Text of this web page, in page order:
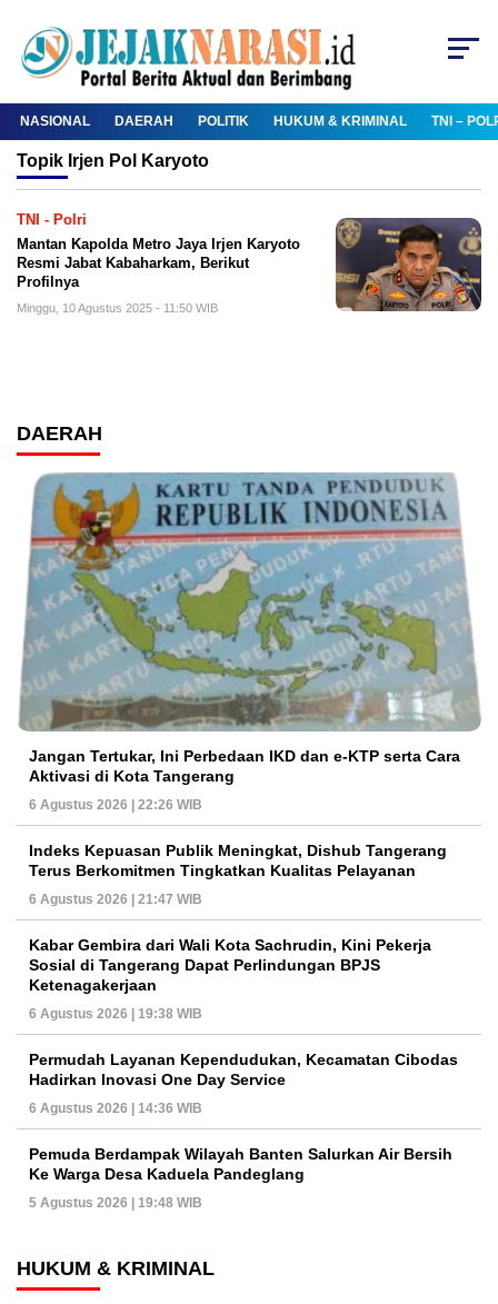
NASIONAL DAERAH POLITIK HUKUM & KRIMINAL TNI –
Topik Irjen Pol Karyoto
TNI - Polri
Mantan Kapolda Metro Jaya Irjen Karyoto
Resmi Jabat Kabaharkam, Berikut
Profilnya
Minggu, 10 Agustus 2025 - 11:50 WIB
DAERAH
Jangan Tertukar, Ini Perbedaan IKD dan e-KTP serta Cara
Aktivasi di Kota Tangerang
6 Agustus 2026 | 22:26 WIB
Indeks Kepuasan Publik Meningkat, Dishub Tangerang
Terus Berkomitmen Tingkatkan Kualitas Pelayanan
6 Agustus 2026 | 21:47 WIB
Kabar Gembira dari Wali Kota Sachrudin, Kini Pekerja
Sosial di Tangerang Dapat Perlindungan BPJS
Ketenagakerjaan
6 Agustus 2026 | 19:38 WIB
Permudah Layanan Kependudukan, Kecamatan Cibodas
Hadirkan Inovasi One Day Service
6 Agustus 2026 | 14:36 WIB
Pemuda Berdampak Wilayah Banten Salurkan Air Bersih
Ke Warga Desa Kaduela Pandeglang
5 Agustus 2026 | 19:48 WIB
HUKUM & KRIMINAL